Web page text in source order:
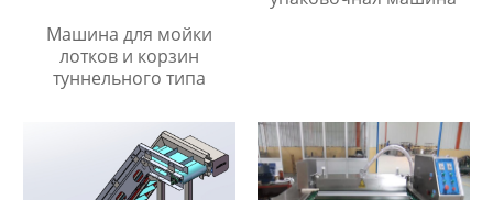
Машина для мойки
лотков и корзин
туннельного типа